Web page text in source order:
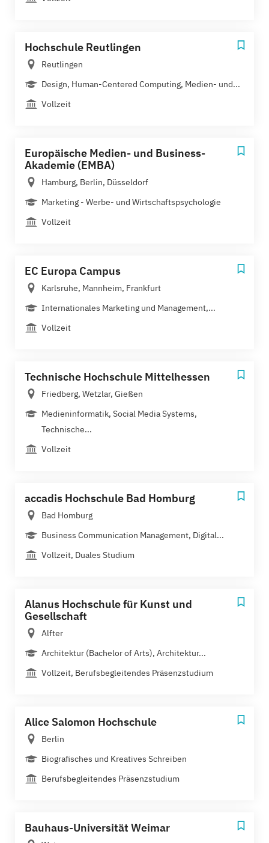
Hochschule Reutlingen
Reutlingen
Design, Human-Centered Computing, Medien- und...
Vollzeit
Europäische Medien- und Business-
Akademie (EMBA)
Hamburg, Berlin, Düsseldorf
Marketing - Werbe- und Wirtschaftspsychologie
Vollzeit
EC Europa Campus
Karlsruhe, Mannheim, Frankfurt
Internationales Marketing und Management,...
Vollzeit
Technische Hochschule Mittelhessen
Friedberg, Wetzlar, Gießen
Medieninformatik, Social Media Systems,
Technische...
Vollzeit
accadis Hochschule Bad Homburg
Bad Homburg
Business Communication Management, Digital...
Vollzeit, Duales Studium
Alanus Hochschule für Kunst und
Gesellschaft
Alfter
Architektur (Bachelor of Arts), Architektur...
Vollzeit, Berufsbegleitendes Präsenzstudium
Alice Salomon Hochschule
Berlin
Biografisches und Kreatives Schreiben
Berufsbegleitendes Präsenzstudium
Bauhaus-Universität Weimar